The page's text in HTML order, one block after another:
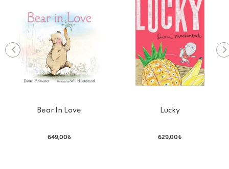
Bear In Love
649,00₺
Lucky
629,00₺